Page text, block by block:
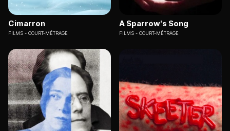
Cimarron
FILMS COURT-MÉTRAGE
A Sparrow's Song
FILMS COURT-MÉTRAGE